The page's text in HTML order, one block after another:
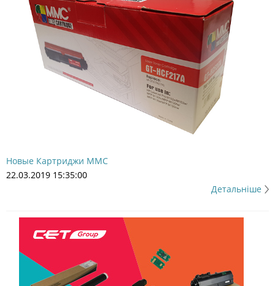
Новые Картриджи MMC
22.03.2019 15:35:00
Детальніше